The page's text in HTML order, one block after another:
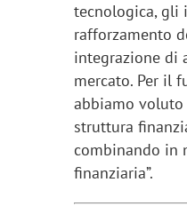
tecnologica, gli
rafforzamento
integrazione di
mercato. Per il
abbiamo voluto
struttura
combinando in
finanziaria”.